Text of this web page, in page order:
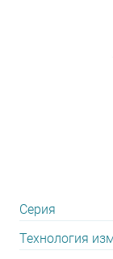
Серия
Технология